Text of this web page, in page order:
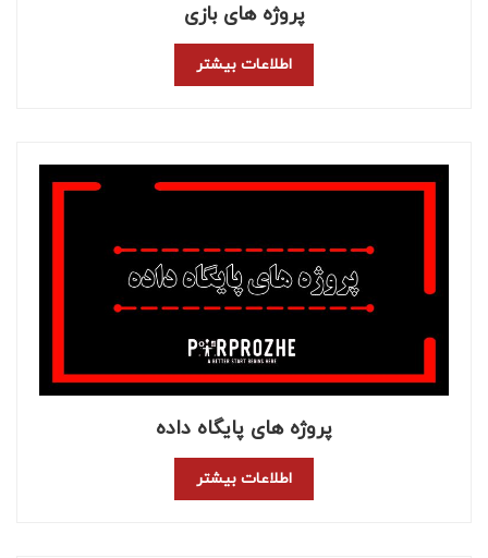
پروژه های بازی
اطلاعات بیشتر
پروژه های پایگاه داده
اطلاعات بیشتر